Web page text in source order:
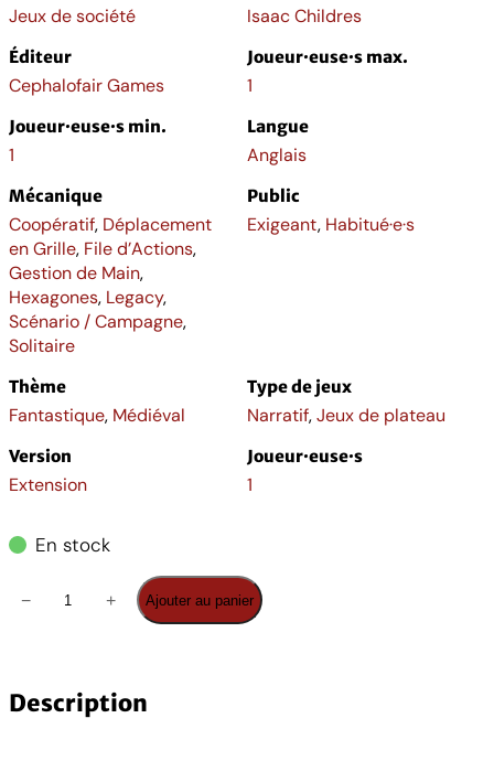
Jeux de société Isaac Childres
Éditeur
Cephalofair Games
Joueur·euse·s max.
1
Joueur·euse·s min.
1
Langue
Anglais
Mécanique
Coopératif, Déplacement
en Grille, File d’Actions,
Gestion de Main,
Hexagones, Legacy,
Scénario / Campagne,
Solitaire
Public
Exigeant, Habitué·e·s
Thème
Fantastique, Médiéval
Type de jeux
Narratif,Jeux de plateau
Version
Extension
Joueur·euse·s
1
En stock
t
− + Ajouter au panier
Description